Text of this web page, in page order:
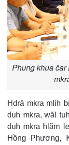
Phung khua čar
Hdră mkra mlih
duh mkra, wăl
duh mkra hlăm
Hồng Phương,